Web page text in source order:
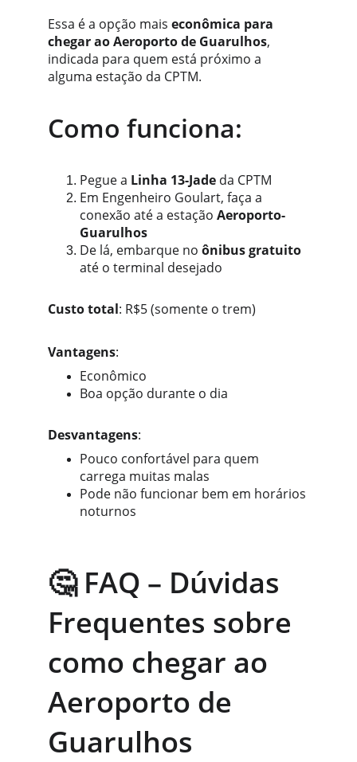
Essa é a opção mais econômica para
chegar ao Aeroporto de Guarulhos,
indicada para quem está próximo a
alguma estação da CPTM.
Como funciona:
Pegue a Linha 13-Jade da CPTM
Em Engenheiro Goulart, faça a
conexão até a estação Aeroporto-
Guarulhos
De lá, embarque no ônibus gratuito
até o terminal desejado
Custo total: R$5 (somente o trem)
Vantagens:
Econômico
Boa opção durante o dia
Desvantagens:
Pouco confortável para quem
carrega muitas malas
Pode não funcionar bem em horários
noturnos
🤔 FAQ – Dúvidas
Frequentes sobre
como chegar ao
Aeroporto de
Guarulhos